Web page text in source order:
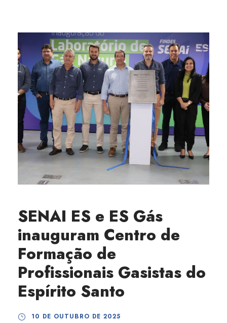
SENAI ES e ES Gás
inauguram Centro de
Formação de
Profissionais Gasistas do
Espírito Santo
10 DE OUTUBRO DE 2025